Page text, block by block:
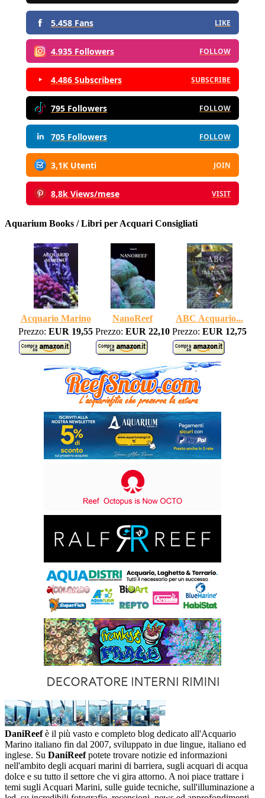
5.458 Fans LIKE
4.935 Followers FOLLOW
4.486 Subscribers SUBSCRIBE
795 Followers FOLLOW
705 Followers FOLLOW
3,1K Utenti JOIN
8,8k Views/mese VISIT
Aquarium Books / Libri per Acquari Consigliati
Acquario Marino NanoReef
ABC Acquario...
Prezzo: EUR 19,55 Prezzo: EUR 22,10 Prezzo: EUR 12,75
DaniReefè il più vasto e completo blog dedicato all'Acquario
Marino italiano fin dal 2007, sviluppato in due lingue, italiano ed
inglese. Su DaniReefpotete trovare notizie ed informazioni
nell'ambito degli acquari marini di barriera, sugli acquari di acqua
dolce e su tutto il settore che vi gira attorno. A noi piace trattare i
temi sugli Acquari Marini, sulle guide tecniche, sull'illuminazione a